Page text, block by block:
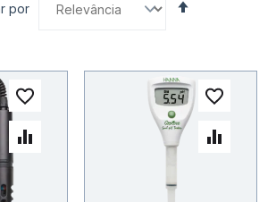
por
Adicionar à lista de
Adicionar para Comparar